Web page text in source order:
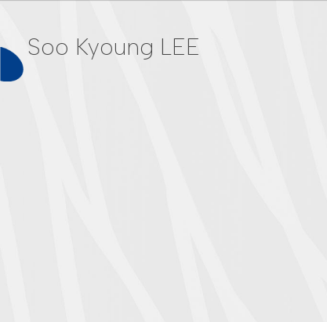
Soo Kyoung LEE